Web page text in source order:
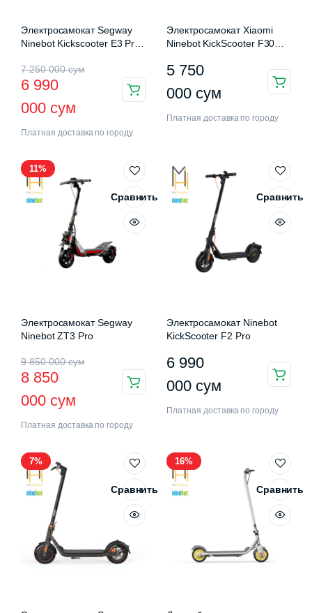
Электросамокат Segway
Ninebot Kickscooter E3 Pro
7 250 000сум
Первоначальная
цена
составляла
7
250
000 сум.
6 990
000 сум
Текущая
цена:
6
990
000 сум.
Платная доставка по городу
Электросамокат Xiaomi
Ninebot KickScooter F30
5 750
000 сум
Платная доставка по городу
11%
Сравнить
Электросамокат Segway
Ninebot ZT3 Pro
9 850 000сум
Первоначальная
цена
составляла
9
850
000 сум.
8 850
000 сум
Текущая
цена:
8
850
000 сум.
Платная доставка по городу
Сравнить
Электросамокат Ninebot
KickScooter F2 Pro
6 990
000 сум
Платная доставка по городу
7%
Сравнить
16%
Сравнить